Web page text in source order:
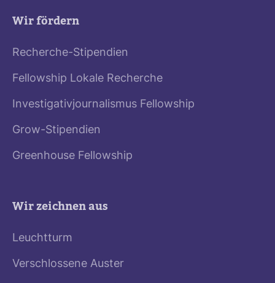
Wir fördern
Recherche-Stipendien
Fellowship Lokale Recherche
Investigativjournalismus Fellowship
Grow-Stipendien
Greenhouse Fellowship
Wir zeichnen aus
Leuchtturm
Verschlossene Auster